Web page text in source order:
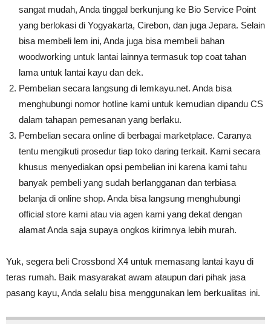
sangat mudah, Anda tinggal berkunjung ke Bio Service Point
yang berlokasi di Yogyakarta, Cirebon, dan juga Jepara. Selain
bisa membeli lem ini, Anda juga bisa membeli bahan
woodworking untuk lantai lainnya termasuk top coat tahan
lama untuk lantai kayu dan dek.
Pembelian secara langsung di lemkayu.net. Anda bisa
menghubungi nomor hotline kami untuk kemudian dipandu CS
dalam tahapan pemesanan yang berlaku.
Pembelian secara online di berbagai marketplace. Caranya
tentu mengikuti prosedur tiap toko daring terkait. Kami secara
khusus menyediakan opsi pembelian ini karena kami tahu
banyak pembeli yang sudah berlangganan dan terbiasa
belanja di online shop. Anda bisa langsung menghubungi
official store kami atau via agen kami yang dekat dengan
alamat Anda saja supaya ongkos kirimnya lebih murah.
Yuk, segera beli Crossbond X4 untuk memasang lantai kayu di
teras rumah. Baik masyarakat awam ataupun dari pihak jasa
pasang kayu, Anda selalu bisa menggunakan lem berkualitas ini.